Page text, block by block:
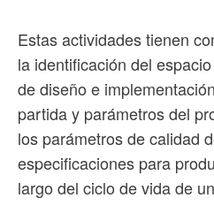
Estas actividades tienen
la identificación del
de diseño e
partida y parámetros del
los parámetros de calidad
especificaciones para
largo del ciclo de vida de